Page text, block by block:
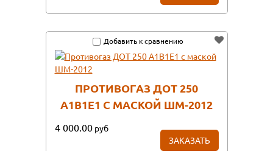
Добавить к сравнению
ПРОТИВОГАЗ ДОТ 250
А1В1Е1 С МАСКОЙ ШМ-2012
4 000.00 руб
ЗАКАЗАТЬ